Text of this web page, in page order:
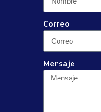
Correo
Mensaje